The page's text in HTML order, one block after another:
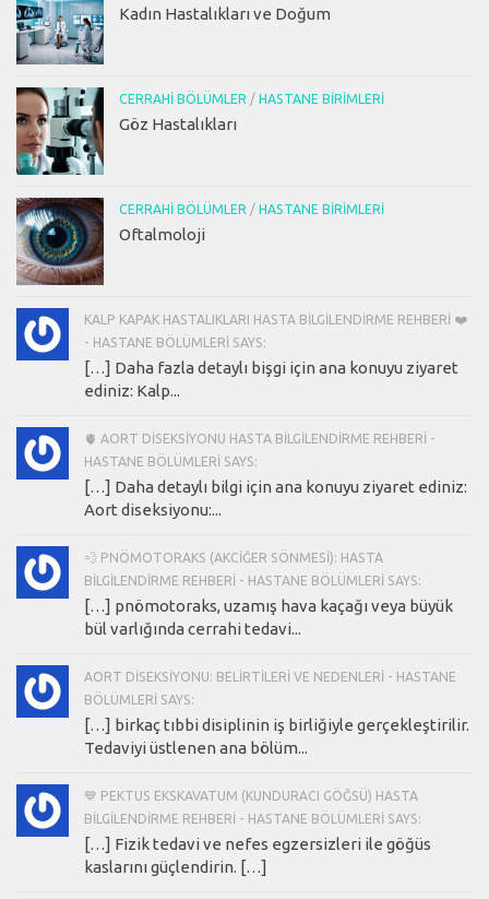
Kadın Hastalıkları ve Doğum
CERRAHI BÖLÜMLER / HASTANE BIRIMLERI
Göz Hastalıkları
CERRAHI BÖLÜMLER / HASTANE BIRIMLERI
Oftalmoloji
KALP KAPAK HASTALIKLARI HASTA BILGILENDIRME REHBERI ❤️
- HASTANE BÖLÜMLERI SAYS:
[…] Daha fazla detaylı bişgi için ana konuyu ziyaret
ediniz: Kalp...
🫀 AORT DISEKSIYONU HASTA BILGILENDIRME REHBERI -
HASTANE BÖLÜMLERI SAYS:
[…] Daha detaylı bilgi için ana konuyu ziyaret ediniz:
Aort diseksiyonu:...
💨 PNÖMOTORAKS (AKCIĞER SÖNMESI): HASTA
BILGILENDIRME REHBERI - HASTANE BÖLÜMLERI SAYS:
[…] pnömotoraks, uzamış hava kaçağı veya büyük
bül varlığında cerrahi tedavi...
AORT DISEKSIYONU: BELIRTILERI VE NEDENLERI - HASTANE
BÖLÜMLERI SAYS:
[…] birkaç tıbbi disiplinin iş birliğiyle gerçekleştirilir.
Tedaviyi üstlenen ana bölüm...
💙 PEKTUS EKSKAVATUM (KUNDURACI GÖĞSÜ) HASTA
BILGILENDIRME REHBERI - HASTANE BÖLÜMLERI SAYS:
[…] Fizik tedavi ve nefes egzersizleri ile göğüs
kaslarını güçlendirin. […]